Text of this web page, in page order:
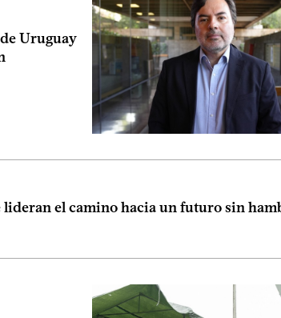
Uruguay
el camino hacia un futuro sin